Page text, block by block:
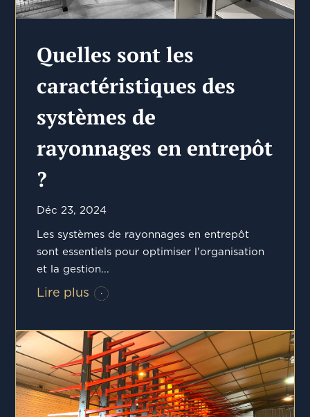
Quelles sont les
caractéristiques des
systèmes de
rayonnages en entrepôt
?
Déc 23, 2024
Les systèmes de rayonnages en entrepôt
sont essentiels pour optimiser l'organisation
et la gestion...
Lire plus